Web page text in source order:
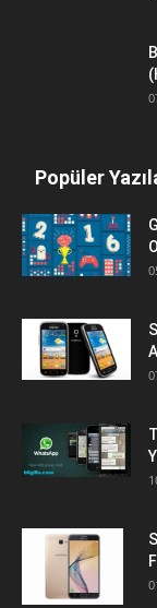
Popüler